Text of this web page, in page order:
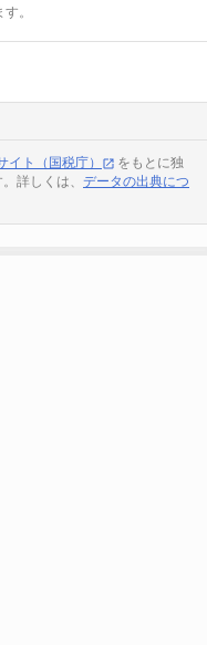
。
イト（国税庁）
をもとに独
詳しくは、 データの出典につ